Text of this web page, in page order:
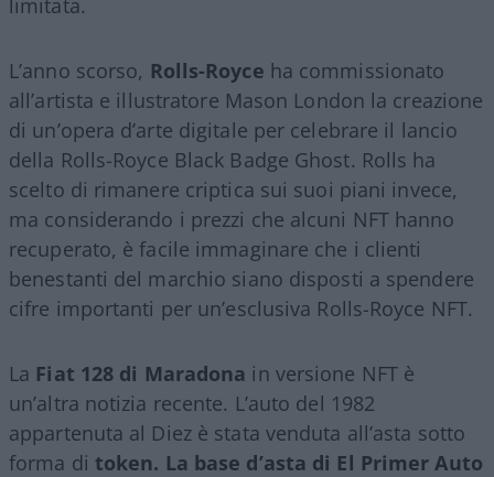
L’anno scorso, Rolls-Royce ha commissionato
all’artista e illustratore Mason London la creazione
di un’opera d’arte digitale per celebrare il lancio
della Rolls-Royce Black Badge Ghost. Rolls ha
scelto di rimanere criptica sui suoi piani invece,
ma considerando i prezzi che alcuni NFT hanno
recuperato, è facile immaginare che i clienti
benestanti del marchio siano disposti a spendere
cifre importanti per un’esclusiva Rolls-Royce NFT.
La Fiat 128 di Maradona in versione NFT è
un’altra notizia recente. L’auto del 1982
appartenuta al Diez è stata venduta all’asta sotto
forma di token. La base d’asta di El Primer Auto